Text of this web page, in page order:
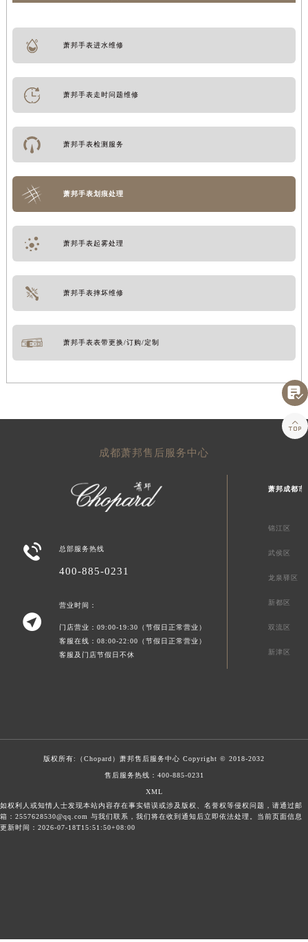
萧邦手表进水维修
萧邦手表走时问题维修
萧邦手表检测服务
萧邦手表划痕处理
萧邦手表起雾处理
萧邦手表摔坏维修
萧邦手表表带更换/订购/定制
成都萧邦售后服务中心
 总部服务热线
400-885-0231

营业时间：
门店营业：09:00-19:30（节假日正常营业）
客服在线：08:00-22:00（节假日正常营业）
客服及门店节假日不休
萧邦成都市
锦江区
武侯区
龙泉驿区
新都区
双流区
新津区
版权所有:（Chopard） 萧邦售后服务中心 Copyright © 2018-2032
售后服务热线： 400-885-0231
XML
如权利人或知情人士发现本站内容存在事实错误或涉及版权、名誉权等侵权问题，请通过邮
箱：2557628530@qq.com 与我们联系，我们将在收到通知后立即依法处理。当前页面信息
更新时间：2026-07-18T15:51:50+08:00

